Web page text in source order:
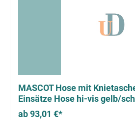
MASCOT Hose mit
Einsätze Hose hi-vis gelb/
ab 93,01 €*